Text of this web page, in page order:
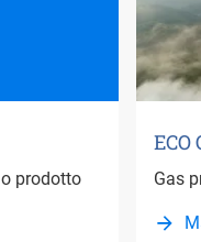
prodotto
ECO
Gas